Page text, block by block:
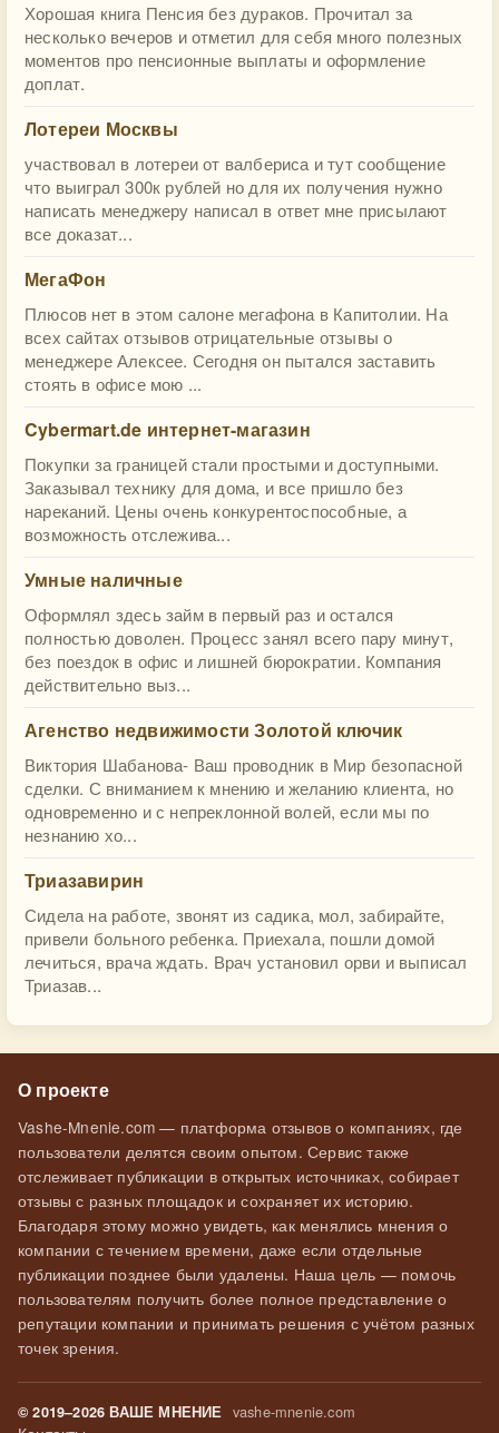
Хорошая книга Пенсия без дураков. Прочитал за
несколько вечеров и отметил для себя много полезных
моментов про пенсионные выплаты и оформление
доплат.
Лотереи Москвы
участвовал в лотереи от валбериса и тут сообщение
что выиграл 300к рублей но для их получения нужно
написать менеджеру написал в ответ мне присылают
все доказат...
МегаФон
Плюсов нет в этом салоне мегафона в Капитолии. На
всех сайтах отзывов отрицательные отзывы о
менеджере Алексее. Сегодня он пытался заставить
стоять в офисе мою ...
Cybermart.de интернет-магазин
Покупки за границей стали простыми и доступными.
Заказывал технику для дома, и все пришло без
нареканий. Цены очень конкурентоспособные, а
возможность отслежива...
Умные наличные
Оформлял здесь займ в первый раз и остался
полностью доволен. Процесс занял всего пару минут,
без поездок в офис и лишней бюрократии. Компания
действительно выз...
Агенство недвижимости Золотой ключик
Виктория Шабанова- Ваш проводник в Мир безопасной
сделки. С вниманием к мнению и желанию клиента, но
одновременно и с непреклонной волей, если мы по
незнанию хо...
Триазавирин
Сидела на работе, звонят из садика, мол, забирайте,
привели больного ребенка. Приехала, пошли домой
лечиться, врача ждать. Врач установил орви и выписал
Триазав...
О проекте
Vashe-Mnenie.com — платформа отзывов о компаниях, где
пользователи делятся своим опытом. Сервис также
отслеживает публикации в открытых источниках, собирает
отзывы с разных площадок и сохраняет их историю.
Благодаря этому можно увидеть, как менялись мнения о
компании с течением времени, даже если отдельные
публикации позднее были удалены. Наша цель — помочь
пользователям получить более полное представление о
репутации компании и принимать решения с учётом разных
точек зрения.
© 2019–2026 ВАШЕ МНЕНИЕ vashe-mnenie.com